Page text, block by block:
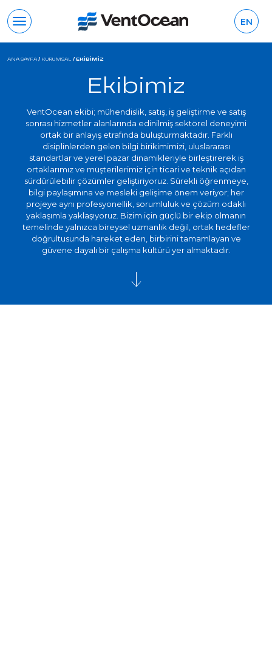
EN
ANA SAYFA / KURUMSAL / EKIBIMIZ
Ekibimiz
VentOcean ekibi; mühendislik, satış, iş geliştirme ve satış
sonrası hizmetler alanlarında edinilmiş sektörel deneyimi
ortak bir anlayış etrafında buluşturmaktadır. Farklı
disiplinlerden gelen bilgi birikimimizi, uluslararası
standartlar ve yerel pazar dinamikleriyle birleştirerek iş
ortaklarımız ve müşterilerimiz için ticari ve teknik açıdan
sürdürülebilir çözümler geliştiriyoruz. Sürekli öğrenmeye,
bilgi paylaşımına ve mesleki gelişime önem veriyor; her
projeye aynı profesyonellik, sorumluluk ve çözüm odaklı
yaklaşımla yaklaşıyoruz. Bizim için güçlü bir ekip olmanın
temelinde yalnızca bireysel uzmanlık değil, ortak hedefler
doğrultusunda hareket eden, birbirini tamamlayan ve
güvene dayalı bir çalışma kültürü yer almaktadır.